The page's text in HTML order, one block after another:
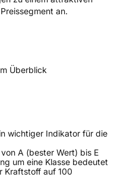
an.
Überblick
wichtiger Indikator für die
A (bester Wert) bis E
um eine Klasse bedeutet
Kraftstoff auf 100